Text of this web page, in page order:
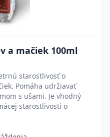
a mačiek 100ml
starostlivosť o
Pomáha udržiavať
s ušami. Je vhodný
starostlivosti o